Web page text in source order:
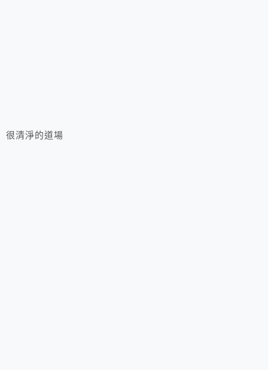
很清淨的道場